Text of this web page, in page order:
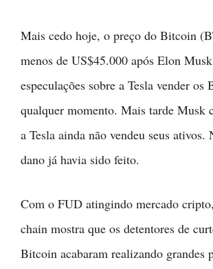
Mais cedo hoje, o preço do Bitcoin
menos de US$45.000 após Elon
especulações sobre a Tesla vender os
qualquer momento. Mais tarde Musk
a Tesla ainda não vendeu seus ativos.
dano já havia sido feito.
Com o FUD atingindo mercado
chain mostra que os detentores de
Bitcoin acabaram realizando grandes